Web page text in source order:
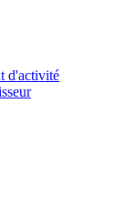
d'activité